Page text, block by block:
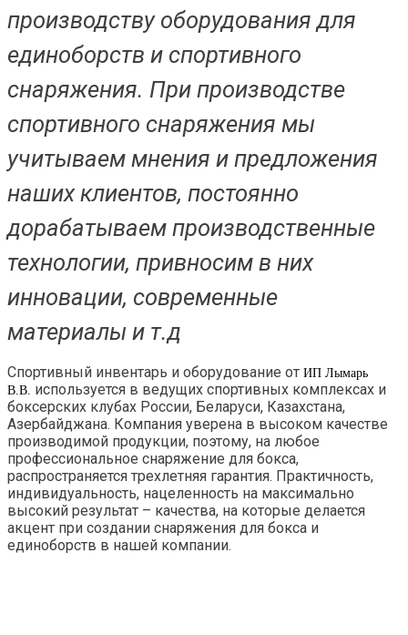
производству оборудования для
единоборств и спортивного
снаряжения. При производстве
спортивного снаряжения мы
учитываем мнения и предложения
наших клиентов, постоянно
дорабатываем производственные
технологии, привносим в них
инновации, современные
материалы и т.д
Спортивный инвентарь и оборудование от ИП Лымарь
В.В. используется в ведущих спортивных комплексах и
боксерских клубах России, Беларуси, Казахстана,
Азербайджана. Компания уверена в высоком качестве
производимой продукции, поэтому, на любое
профессиональное снаряжение для бокса,
распространяется трехлетняя гарантия. Практичность,
индивидуальность, нацеленность на максимально
высокий результат – качества, на которые делается
акцент при создании снаряжения для бокса и
единоборств в нашей компании.